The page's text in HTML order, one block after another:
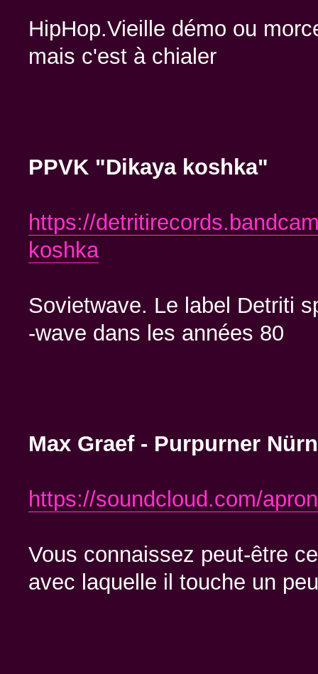
HipHop.Vieille démo ou
mais c'est à chialer
PPVK "Dikaya koshka"
https://
koshka
Sovietwave. Le label Detriti
-wave dans les années 80
Max Graef - Purpurner
https://soundcloud.com/
Vous connaissez peut-être
avec laquelle il touche un